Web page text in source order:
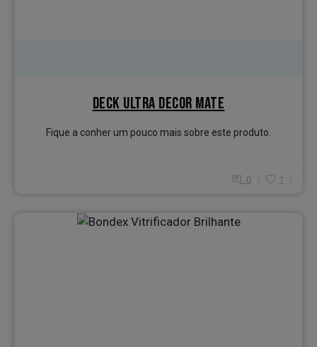
DECK ULTRA DECOR MATE
Fique a conher um pouco mais sobre este produto.
0 1